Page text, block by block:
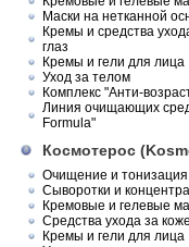
Маски на нетканной
Кремы и средства
глаз
Кремы и гели для лица
Уход за телом
Комплекс "Анти-
Линия очищающих
Formula"
Космотерос
Очищение и тонизация
Сыворотки и
Кремовые и гелевые
Средства ухода за
Кремы и гели для лица